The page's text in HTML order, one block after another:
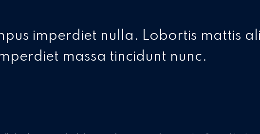
imperdiet nulla. Lobortis mattis
massa tincidunt nunc.